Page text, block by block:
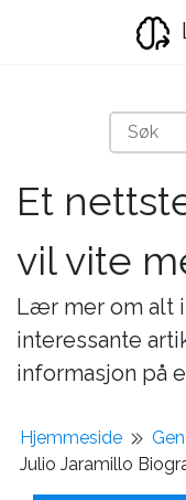
Et
vil vite
Lær mer om alt
interessante
informasjon på
Hjemmeside
Julio Jaramillo